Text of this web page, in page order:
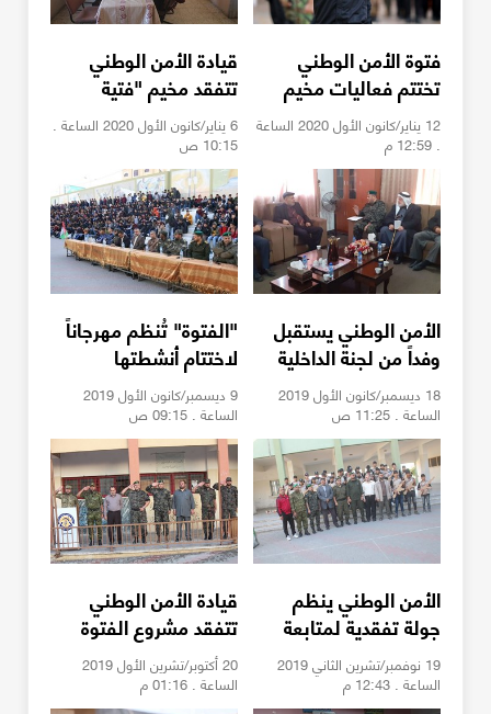
فتوة الأمن الوطني
تختتم فعاليات مخيم
"فتية القدس بالمحافظة
الوسطى" 12 يناير/كانون الأول 2020 الساعة
. 12:59 م
قيادة الأمن الوطني
تتفقد مخيم "فتية
القدس" بالمحافظة
الوسطى 6 يناير/كانون الأول 2020 الساعة .
10:15 ص
الأمن الوطني يستقبل
وفداً من لجنة الداخلية
والأمن بالتشريعي18 ديسمبر/كانون الأول 2019
الساعة . 11:25 ص
"الفتوة" تُنظم مهرجاناً
لاختتام أنشطتها
بخانيونس 9 ديسمبر/كانون الأول 2019
الساعة . 09:15 ص
الأمن الوطني ينظم
جولة تفقدية لمتابعة
مشروع الفتوة بمدارس
الوسطي 19 نوفمبر/تشرين الثاني 2019
الساعة . 12:43 م
قيادة الأمن الوطني
تتفقد مشروع الفتوة
بالمدارس الثانوية20 أكتوبر/تشرين الأول 2019
الساعة . 01:16 م